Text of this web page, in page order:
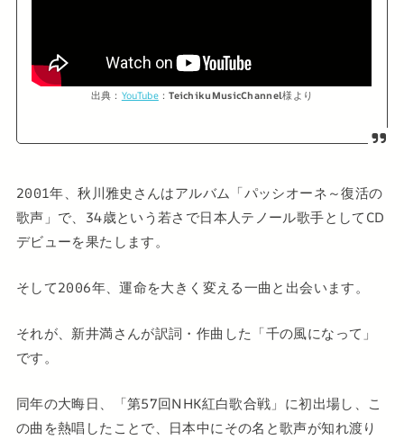
出典： YouTube：TeichikuMusicChannel様より
2001年、秋川雅史さんはアルバム「パッシオーネ～復活の
歌声」で、34歳という若さで日本人テノール歌手としてCD
デビューを果たします。
そして2006年、運命を大きく変える一曲と出会います。
それが、新井満さんが訳詞・作曲した「千の風になって」
です。
同年の大晦日、「第57回NHK紅白歌合戦」に初出場し、こ
の曲を熱唱したことで、日本中にその名と歌声が知れ渡り